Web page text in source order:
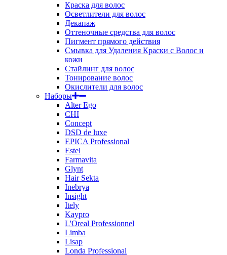
Краска для волос
Осветлители для волос
Декапаж
Оттеночные средства для волос
Пигмент прямого действия
Смывка для Удаления Краски с Волос и
кожи
Стайлинг для волос
Тонирование волос
Окислители для волос
Наборы
Alter Ego
CHI
Concept
DSD de luxe
EPICA Professional
Estel
Farmavita
Glynt
Hair Sekta
Inebrya
Insight
Itely
Kaypro
L'Oreal Professionnel
Limba
Lisap
Londa Professional